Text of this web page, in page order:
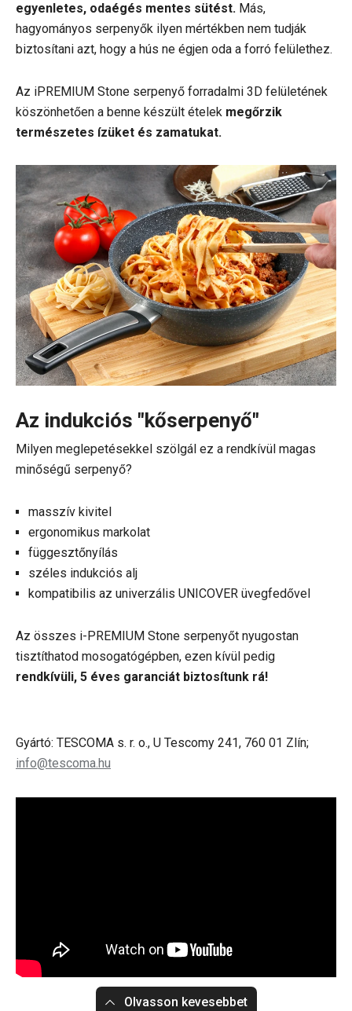
egyenletes, odaégés mentes sütést. Más,
hagyományos serpenyők ilyen mértékben nem tudják
biztosítani azt, hogy a hús ne égjen oda a forró felülethez.
Az iPREMIUM Stone serpenyő forradalmi 3D felületének
köszönhetően a benne készült ételek megőrzik
természetes ízüket és zamatukat.
Az indukciós "kőserpenyő"
Milyen meglepetésekkel szölgál ez a rendkívül magas
minőségű serpenyő?
masszív kivitel
ergonomikus markolat
függesztőnyílás
széles indukciós alj
kompatibilis az univerzális UNICOVER üvegfedővel
Az összes i-PREMIUM Stone serpenyőt nyugostan
tisztíthatod mosogatógépben, ezen kívül pedig
rendkívüli, 5 éves garanciát biztosítunk rá!
Gyártó: TESCOMA s. r. o., U Tescomy 241, 760 01 Zlín;
info@tescoma.hu
Olvasson kevesebbet